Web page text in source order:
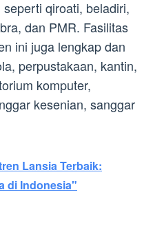
qiroati, beladiri,
dan PMR. Fasilitas
ini juga lengkap dan
perpustakaan, kantin,
komputer,
kesenian, sanggar
Lansia Terbaik:
di Indonesia"